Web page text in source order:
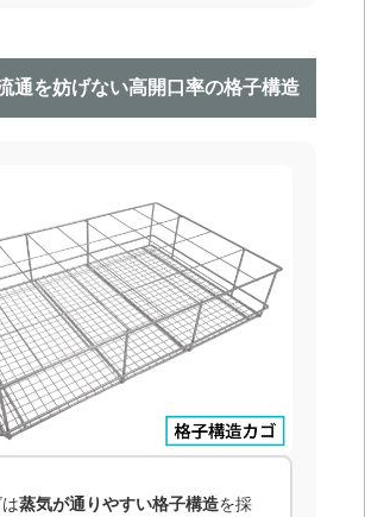
通を妨げない高開口率の格子構造
蒸気が通りやすい格子構造を採